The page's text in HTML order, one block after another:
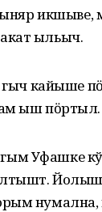
ыльыч.
кайыше
ыш пӧртыл.
Уфашке
нумална,